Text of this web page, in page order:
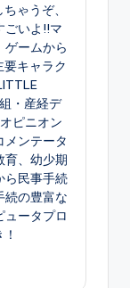
ゃうぞ、
ごいよ!!マ
ゲームから
キャラク
・産経デ
ピニオン
メンテータ
育、幼少期
ら民事手続
続の豊富な
ュータプロ